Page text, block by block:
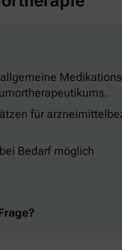
für
Bedarf möglich